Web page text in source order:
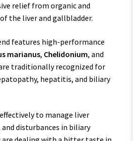
relief from organic and
the liver and gallbladder.
features high-performance
marianus, Chelidonium, and
traditionally recognized for
hepatitis, and biliary
to manage liver
disturbances in biliary